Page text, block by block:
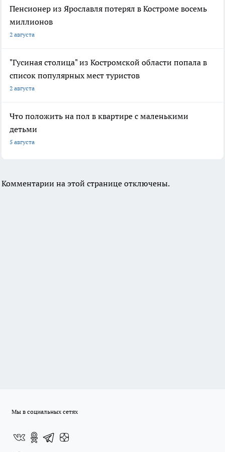
Пенсионер из Ярославля потерял в Костроме восемь
миллионов
2 августа
"Гусиная столица" из Костромской области попала в
список популярных мест туристов
2 августа
Что положить на пол в квартире с маленькими
детьми
5 августа
Комментарии на этой странице отключены.
Мы в социальных сетях